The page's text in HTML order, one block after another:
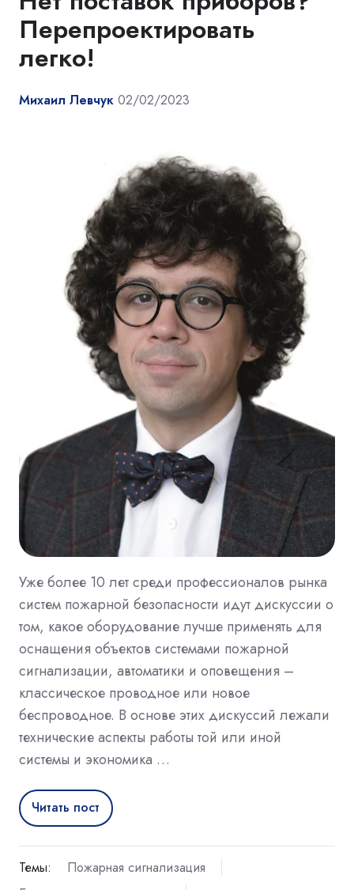
Перепроектировать
легко!
Михаил Левчук 02/02/2023
Уже более 10 лет среди профессионалов рынка
систем пожарной безопасности идут дискуссии о
том, какое оборудование лучше применять для
оснащения объектов системами пожарной
сигнализации, автоматики и оповещения –
классическое проводное или новое
беспроводное. В основе этих дискуссий лежали
технические аспекты работы той или иной
системы и экономика …
Читать пост
Темы:
Пожарная сигнализация